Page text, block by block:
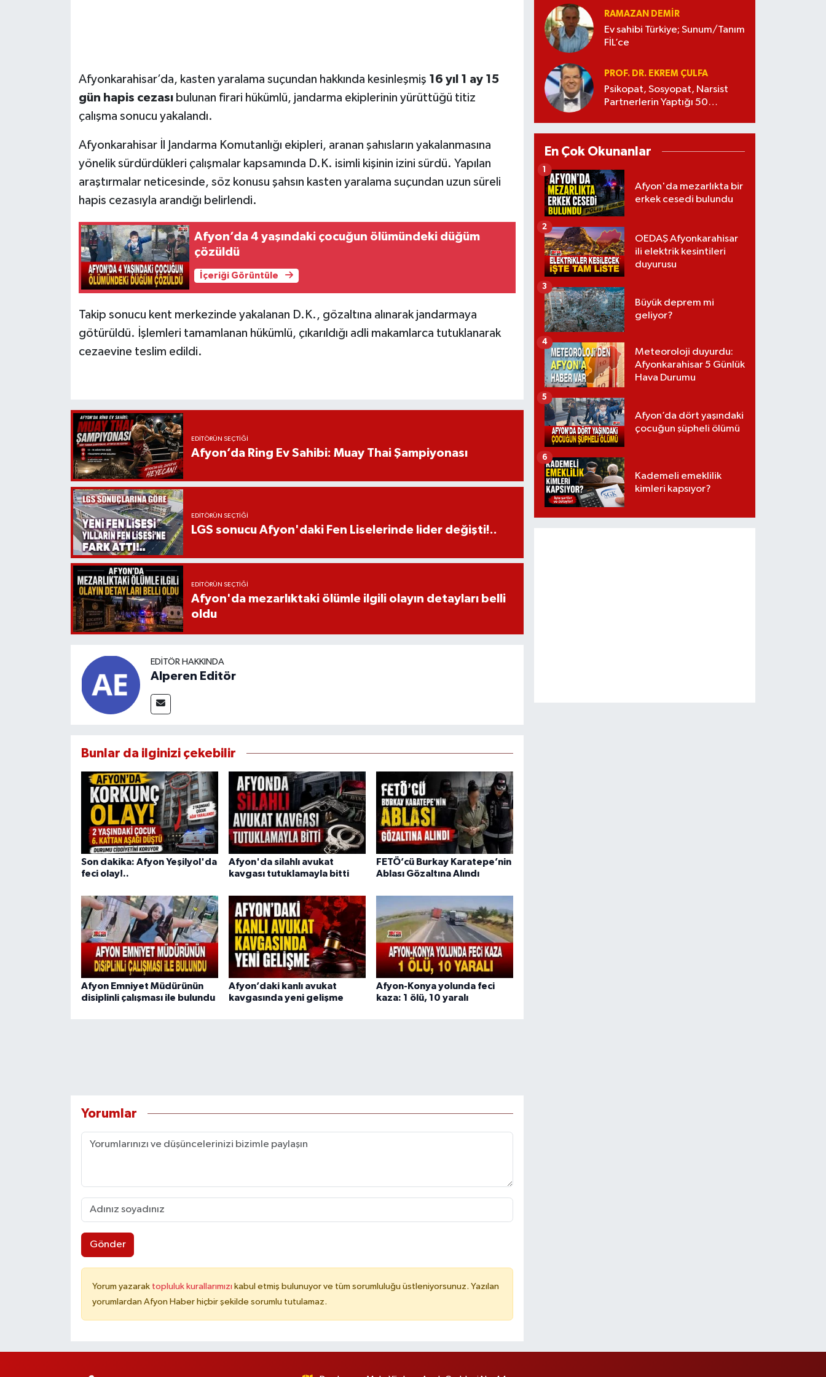
Afyonkarahisar’da, kasten yaralama suçundan hakkında kesinleşmiş 16 yıl 1 ay 15
gün hapis cezasıbulunan firari hükümlü, jandarma ekiplerinin yürüttüğü titiz
çalışma sonucu yakalandı.
Afyonkarahisar İl Jandarma Komutanlığı ekipleri, aranan şahısların yakalanmasına
yönelik sürdürdükleri çalışmalar kapsamında D.K. isimli kişinin izini sürdü. Yapılan
araştırmalar neticesinde, söz konusu şahsın kasten yaralama suçundan uzun süreli
hapis cezasıyla arandığı belirlendi.
Afyon’da 4 yaşındaki çocuğun ölümündeki düğüm
çözüldü
İçeriği Görüntüle
Takip sonucu kent merkezinde yakalanan D.K., gözaltına alınarak jandarmaya
götürüldü. İşlemleri tamamlanan hükümlü, çıkarıldığı adli makamlarca tutuklanarak
cezaevine teslim edildi.
EDITÖRÜN SEÇTIĞI
Afyon’da Ring Ev Sahibi: Muay Thai Şampiyonası
EDITÖRÜN SEÇTIĞI
LGS sonucu Afyon'daki Fen Liselerinde lider değişti!..
EDITÖRÜN SEÇTIĞI
Afyon'da mezarlıktaki ölümle ilgili olayın detayları belli
oldu
EDITÖR HAKKINDA
Alperen Editör
Bunlar da ilginizi çekebilir
Son dakika: Afyon Yeşilyol'da
feci olay!..
Afyon'da silahlı avukat
kavgası tutuklamayla bitti
FETÖ’cü Burkay Karatepe’nin
Ablası Gözaltına Alındı
Afyon Emniyet Müdürünün
disiplinli çalışması ile bulundu
Afyon’daki kanlı avukat
kavgasında yeni gelişme
Afyon-Konya yolunda feci
kaza: 1 ölü, 10 yaralı
Yorumlar
Gönder
Yorum yazarak topluluk kurallarımızı kabul etmiş bulunuyor ve tüm sorumluluğu üstleniyorsunuz. Yazılan
yorumlardan Afyon Haber hiçbir şekilde sorumlu tutulamaz.
RAMAZAN DEMİR
Ev sahibi Türkiye; Sunum/Tanım
FİL’ce
PROF. DR. EKREM ÇULFA
Psikopat, Sosyopat, Narsist
Partnerlerin Yaptığı 50
En Çok Okunanlar
Afyon'da mezarlıkta bir
erkek cesedi bulundu
1
OEDAŞ Afyonkarahisar
ili elektrik kesintileri
duyurusu
2
Büyük deprem mi
geliyor?
3
Meteoroloji duyurdu:
Afyonkarahisar 5 Günlük
Hava Durumu
4
Afyon’da dört yaşındaki
çocuğun şüpheli ölümü
5
Kademeli emeklilik
kimleri kapsıyor?
6